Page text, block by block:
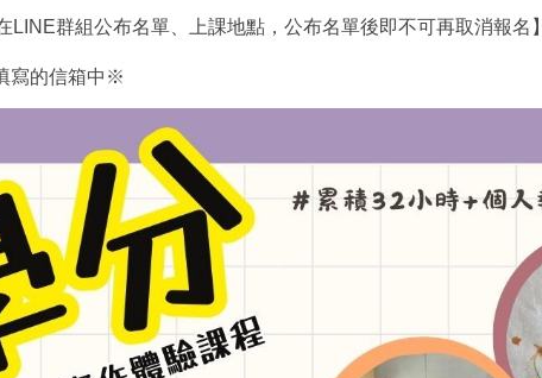
LINE群組公布名單、上課地點，公布名單後即不可再取消報名】
寫的信箱中※